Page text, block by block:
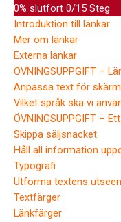
0% slutfört 0/15 Steg
Introduktion till länkar
Mer om länkar
Externa länkar
ÖVNINGSUPPGIFT –
Anpassa text för
Vilket språk ska vi
ÖVNINGSUPPGIFT –
Skippa säljsnacket
Håll all information
Typografi
Utforma textens
Textfärger
Länkfärger